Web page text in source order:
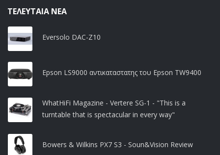
ΤΕΛΕΥΤΑΊΑ ΝΈΑ
Eversolo DAC-Z10
Epson LS9000 αντικαταστατης του Epson TW9400
WhatHiFi Magazine - Vertere SG-1 - "This is a
turntable that is spectacular in every way"
Bowers & Wilkins PX7 S3 - Soun&Vision Review